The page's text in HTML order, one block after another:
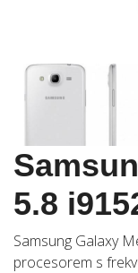
5.8
Samsung Galaxy
procesorem s